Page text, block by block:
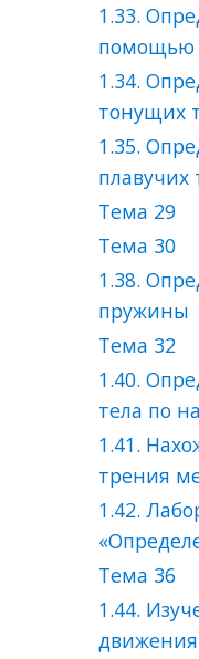
1.33.
помощью
1.34.
тонущих
1.35.
плавучих
Тема 29
Тема 30
1.38.
пружины
Тема 32
1.40.
тела по
1.41.
трения
1.42.
Тема 36
1.44.
движения